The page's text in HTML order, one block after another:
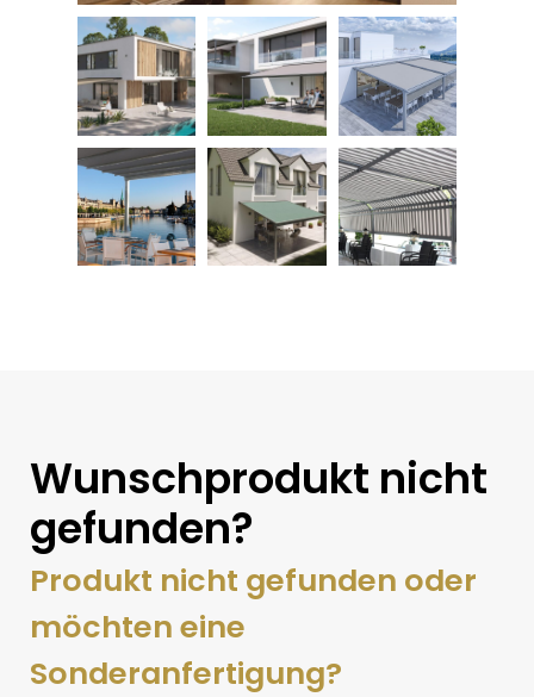
Wunschprodukt nicht
gefunden?
Produkt nicht gefunden oder
möchten eine
Sonderanfertigung?